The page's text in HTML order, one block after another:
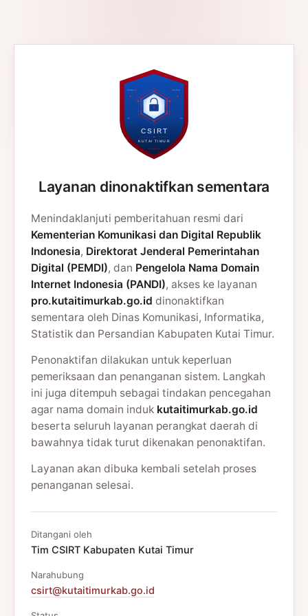
Layanan dinonaktifkan sementara
Menindaklanjuti pemberitahuan resmi dari
Kementerian Komunikasi dan Digital Republik
Indonesia, Direktorat Jenderal Pemerintahan
Digital (PEMDI), dan Pengelola Nama Domain
Internet Indonesia (PANDI), akses ke layanan
pro.kutaitimurkab.go.id dinonaktifkan
sementara oleh Dinas Komunikasi, Informatika,
Statistik dan Persandian Kabupaten Kutai Timur.
Penonaktifan dilakukan untuk keperluan
pemeriksaan dan penanganan sistem. Langkah
ini juga ditempuh sebagai tindakan pencegahan
agar nama domain induk kutaitimurkab.go.id
beserta seluruh layanan perangkat daerah di
bawahnya tidak turut dikenakan penonaktifan.
Layanan akan dibuka kembali setelah proses
penanganan selesai.
Ditangani oleh
Tim CSIRT Kabupaten Kutai Timur
Narahubung
csirt@kutaitimurkab.go.id